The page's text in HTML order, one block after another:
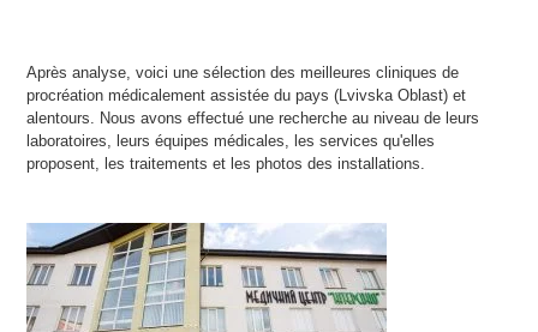
Après analyse, voici une sélection des meilleures cliniques de
procréation médicalement assistée du pays (Lvivska Oblast) et
alentours. Nous avons effectué une recherche au niveau de leurs
laboratoires, leurs équipes médicales, les services qu'elles
proposent, les traitements et les photos des installations.